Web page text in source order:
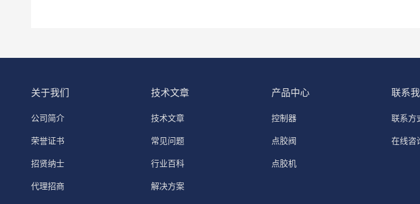
关于我们
公司简介
荣誉证书
招贤纳士
代理招商
技术文章
技术文章
常见问题
行业百科
解决方案
产品中心
控制器
点胶阀
点胶机
联系我
联系方
在线咨